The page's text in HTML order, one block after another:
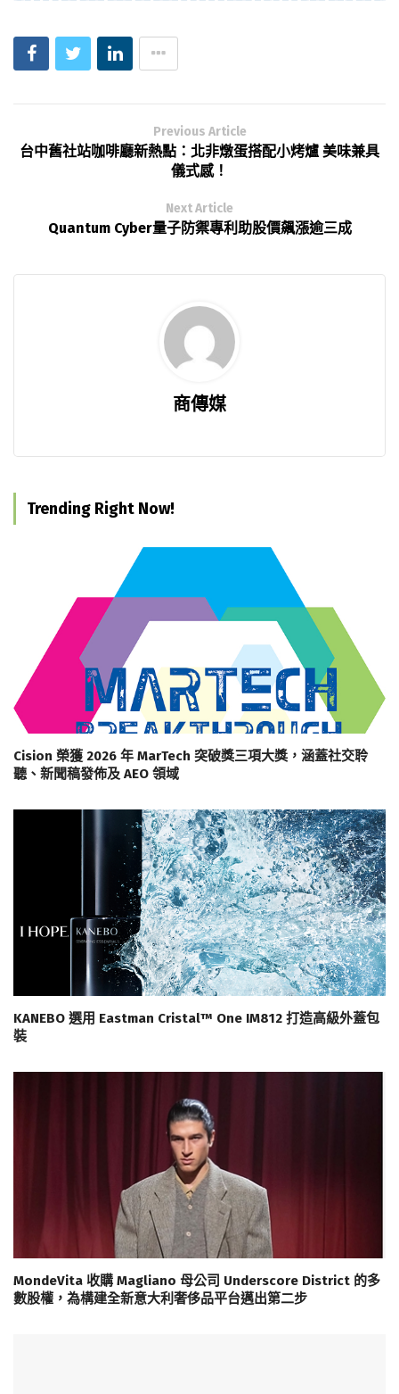
Previous Article
台中舊社站咖啡廳新熱點：北非燉蛋搭配小烤爐 美味兼具
儀式感！
Next Article
Quantum Cyber量子防禦專利助股價飆漲逾三成
商傳媒
Trending Right Now!
Cision 榮獲 2026 年 MarTech 突破獎三項大獎，涵蓋社交聆
聽、新聞稿發佈及 AEO 領域
KANEBO 選用 Eastman Cristal™ One IM812 打造高級外蓋包
裝
MondeVita 收購 Magliano 母公司 Underscore District 的多
數股權，為構建全新意大利奢侈品平台邁出第二步